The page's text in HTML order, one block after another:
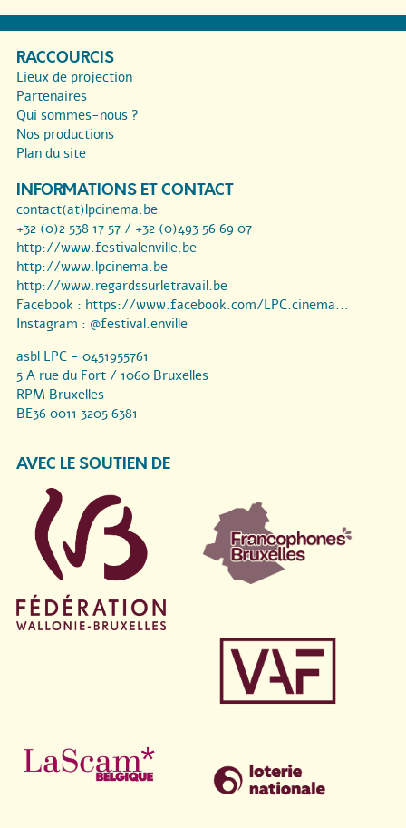
RACCOURCIS
Lieux de projection
Partenaires
Qui sommes-nous ?
Nos productions
Plan du site
INFORMATIONS ET CONTACT
contact(at)lpcinema.be
+32 (0)2 538 17 57 / +32 (0)493 56 69 07
http://www.festivalenville.be
http://www.lpcinema.be
http://www.regardssurletravail.be
Facebook : https://www.facebook.com/LPC.cinema...
Instagram : @festival.enville
asbl LPC - 0451955761
5 A rue du Fort / 1060 Bruxelles
RPM Bruxelles
BE36 0011 3205 6381
AVEC LE SOUTIEN DE